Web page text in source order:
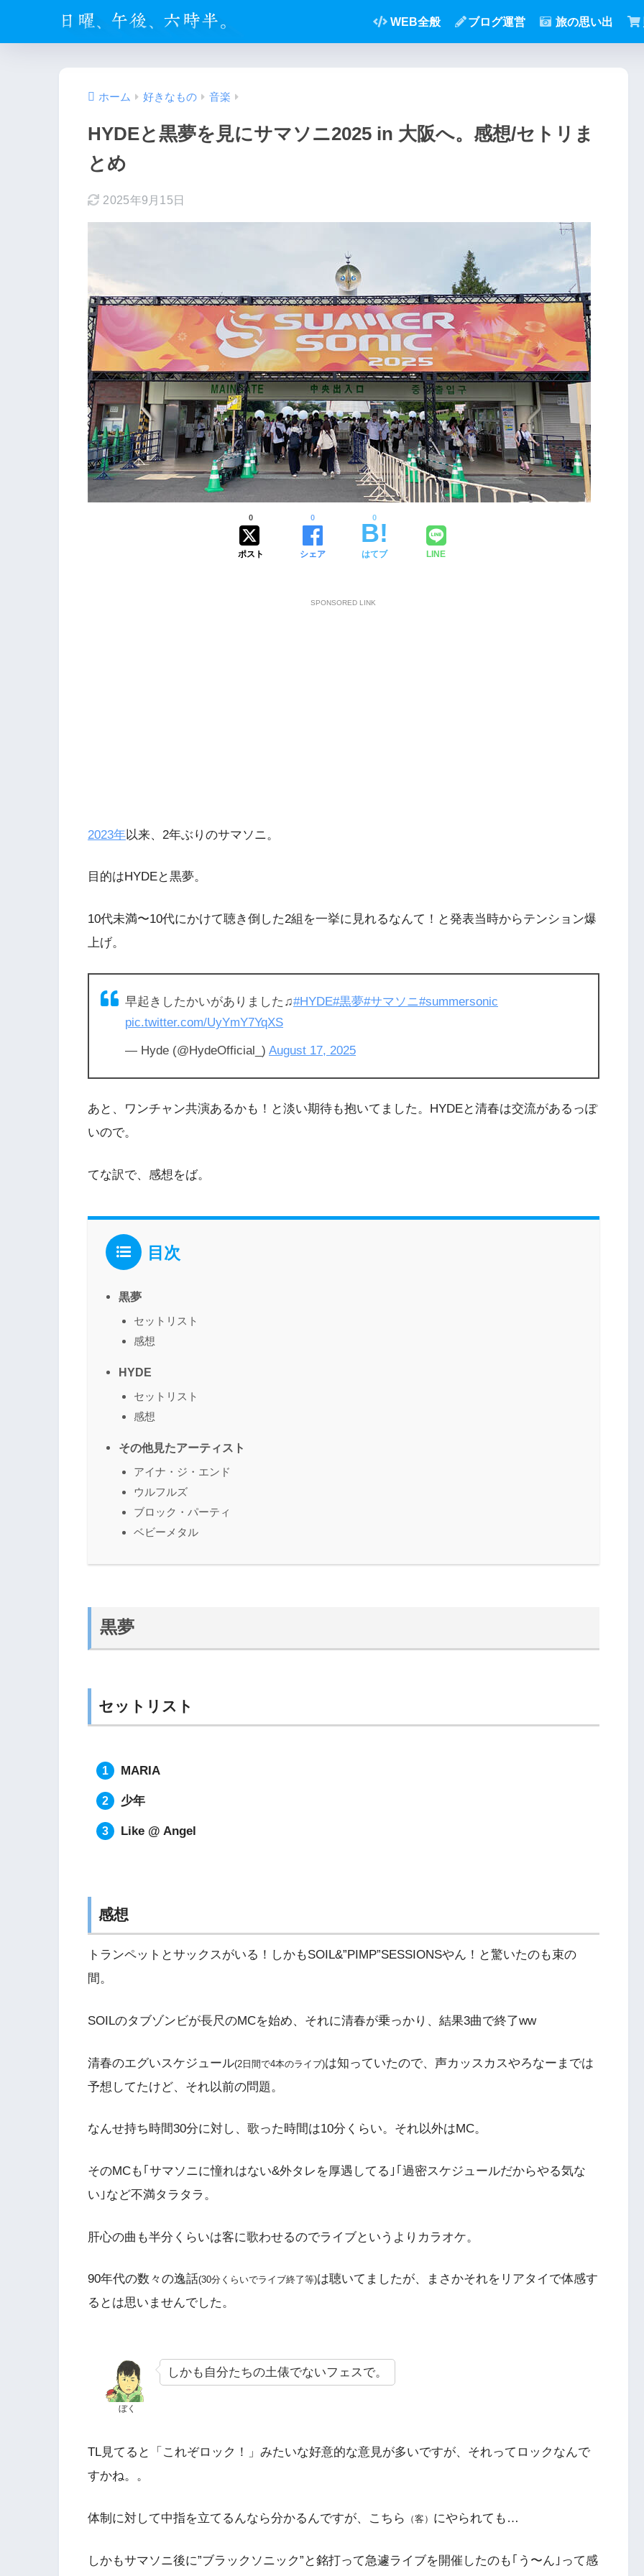
WEB全般 ブログ運営 旅の思い出
ホーム 好きなもの 音楽
HYDEと黒夢を見にサマソニ2025 in 大阪へ。感想/セトリま
とめ
2025年9月15日
ポスト
0
シェア
0
はてブ
0
LINE
SPONSORED LINK
2023年以来、2年ぶりのサマソニ。
目的はHYDEと黒夢。
10代未満〜10代にかけて聴き倒した2組を一挙に見れるなんて！と発表当時からテンション爆
上げ。
早起きしたかいがありました♫#HYDE#黒夢#サマソニ#summersonic
pic.twitter.com/UyYmY7YqXS
— Hyde (@HydeOfficial_) August 17, 2025
あと、ワンチャン共演あるかも！と淡い期待も抱いてました。HYDEと清春は交流があるっぽ
いので。
てな訳で、感想をば。
目次
黒夢
セットリスト
感想
HYDE
セットリスト
感想
その他見たアーティスト
アイナ・ジ・エンド
ウルフルズ
ブロック・パーティ
ベビーメタル
黒夢
セットリスト
MARIA
少年
Like @ Angel
感想
トランペットとサックスがいる！しかもSOIL&”PIMP”SESSIONSやん！と驚いたのも束の
間。
SOILのタブゾンビが長尺のMCを始め、それに清春が乗っかり、結果3曲で終了ww
清春のエグいスケジュール(2日間で4本のライブ)は知っていたので、声カッスカスやろなーまでは
予想してたけど、それ以前の問題。
なんせ持ち時間30分に対し、歌った時間は10分くらい。それ以外はMC。
そのMCも｢サマソニに憧れはない&外タレを厚遇してる｣｢過密スケジュールだからやる気な
い｣など不満タラタラ。
肝心の曲も半分くらいは客に歌わせるのでライブというよりカラオケ。
90年代の数々の逸話(30分くらいでライブ終了等)は聴いてましたが、まさかそれをリアタイで体感す
るとは思いませんでした。
ぼく
しかも自分たちの土俵でないフェスで。
TL見てると「これぞロック！」みたいな好意的な意見が多いですが、それってロックなんで
すかね。。
体制に対して中指を立てるんなら分かるんですが、こちら （客） にやられても…
しかもサマソニ後に”ブラックソニック”と銘打って急遽ライブを開催したのも｢う〜ん｣って感